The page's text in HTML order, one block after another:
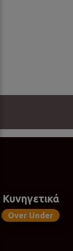
Κυνηγετικά
Over Under